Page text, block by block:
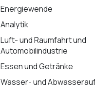
Energiewende
Analytik
Luft- und Raumfahrt und
Automobilindustrie
Essen und Getränke
Wasser- und